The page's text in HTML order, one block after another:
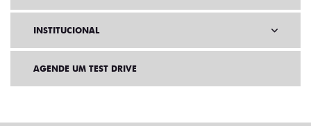
INSTITUCIONAL
AGENDE UM TEST DRIVE